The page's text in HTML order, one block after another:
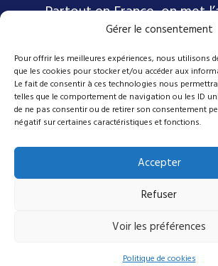
Gérer le consentement
Pour offrir les meilleures expériences, nous utilisons
que les cookies pour stocker et/ou accéder aux
Le fait de consentir à ces technologies nous
telles que le comportement de navigation ou les ID
de ne pas consentir ou de retirer son consentement
négatif sur certaines caractéristiques et fonctions.
Accepter
Refuser
Voir les préférences
Politique de cookies
Partout en France, on met
Nos coordonnées
4 avenue Emmanuel D'Alzon
30120 Le Vigan
04 27 50 17 50
contact@mes-scenes-de-stars.com